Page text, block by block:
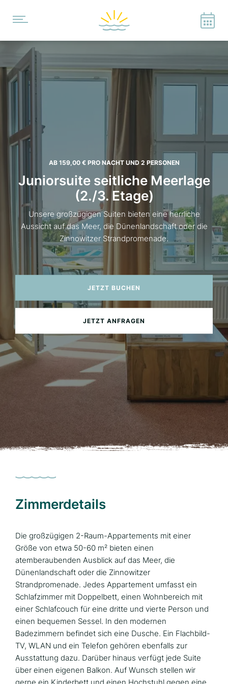
AB 159,00 € PRO NACHT UND 2 PERSONEN
Juniorsuite seitliche Meerlage
(2./3. Etage)
Unsere großzügigen Suiten bieten eine herrliche
Aussicht auf das Meer, die Dünenlandschaft oder die
Zinnowitzer Strandpromenade.
JETZT BUCHEN
JETZT ANFRAGEN
Zimmerdetails
Die großzügigen 2-Raum-Appartements mit einer
Größe von etwa 50-60 m² bieten einen
atemberaubenden Ausblick auf das Meer, die
Dünenlandschaft oder die Zinnowitzer
Strandpromenade. Jedes Appartement umfasst ein
Schlafzimmer mit Doppelbett, einen Wohnbereich mit
einer Schlafcouch für eine dritte und vierte Person und
einen bequemen Sessel. In den modernen
Badezimmern befindet sich eine Dusche. Ein Flachbild-
TV, WLAN und ein Telefon gehören ebenfalls zur
Ausstattung dazu. Darüber hinaus verfügt jede Suite
über einen eigenen Balkon. Auf Wunsch stellen wir